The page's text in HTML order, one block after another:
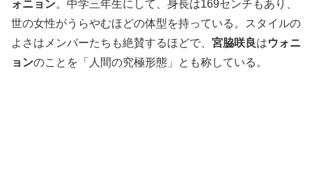
ォニョン。中学三年生にして、身長は169センチもあり、
世の女性がうらやむほどの体型を持っている。スタイルの
よさはメンバーたちも絶賛するほどで、 宮脇咲良はウォニ
ョンのことを「人間の究極形態」とも称している。